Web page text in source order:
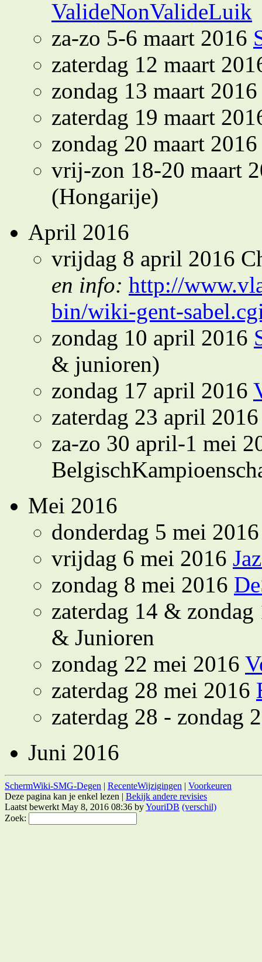
ValideNonValideLuik
za-zo 5-6 maart 2016
zaterdag 12 maart
zondag 13 maart
zaterdag 19 maart
zondag 20 maart
vrij-zon 18-20 maart
(Hongarije)
April 2016
vrijdag 8 april 2016
en info: http://
bin/wiki-gent-
zondag 10 april 2016
& junioren)
zondag 17 april 2016
zaterdag 23 april
za-zo 30 april-1 mei
Mei 2016
donderdag 5 mei
vrijdag 6 mei 2016
zondag 8 mei 2016
zaterdag 14 &
& Junioren
zondag 22 mei 2016
zaterdag 28 mei 2016
zaterdag 28 - zondag
Juni 2016
SchermWiki-SMG-Degen | RecenteWijzigingen | Voorkeuren
Deze pagina kan je enkel lezen | Bekijk andere revisies
Laatst bewerkt May 8, 2016 08:36 byYouriDB (verschil)
Zoek: